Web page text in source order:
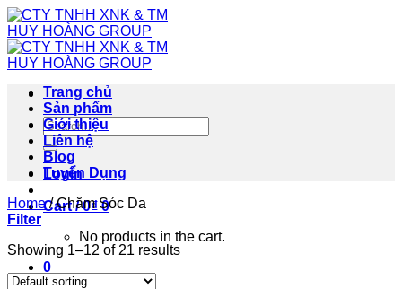
Skip
to
content
Search
for:
Login
Cart /0₫ 0
No products in the cart.
0
Trang chủ
Sản phẩm
Giới thiệu
Liên hệ
Blog
Tuyển Dụng
Home /Chăm Sóc Da
Filter
Showing 1–12 of 21 results